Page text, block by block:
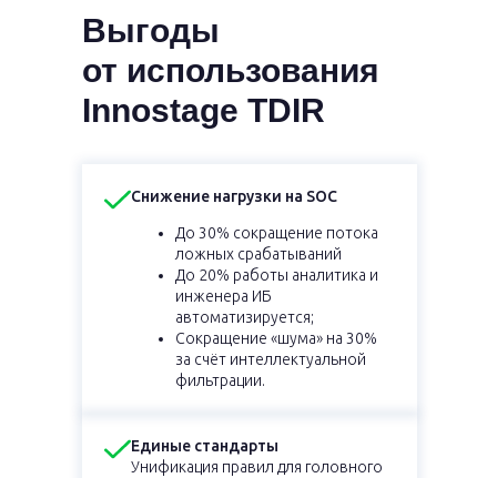
Выгоды
от использования
Innostage TDIR
Снижение нагрузки на SOC
До 30% сокращение потока
ложных срабатываний
До 20% работы аналитика и
инженера ИБ
автоматизируется;
Сокращение «шума» на 30%
за счёт интеллектуальной
фильтрации.
Единые стандарты
Унификация правил для головного